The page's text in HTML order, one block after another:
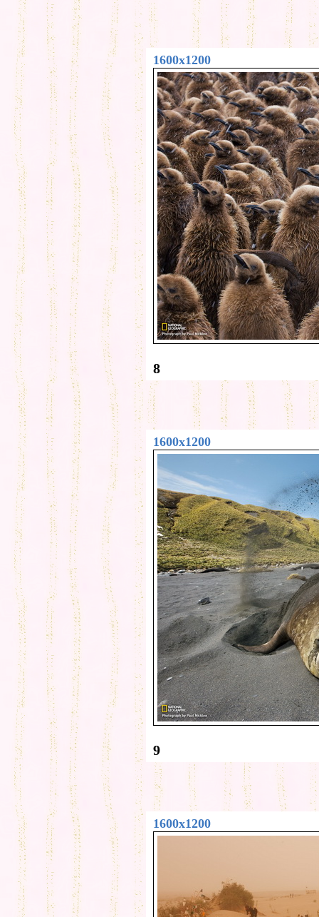
1600x1200
8
1600x1200
9
1600x1200